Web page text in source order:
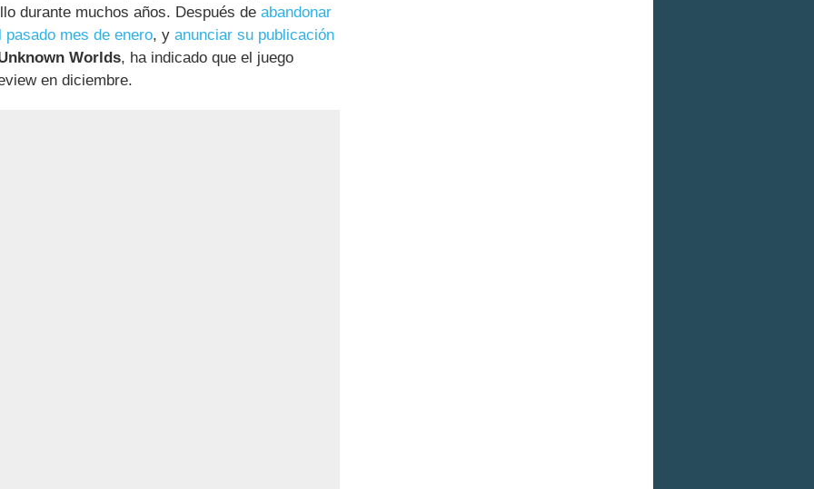
durante muchos años. Después de abandonar
mes de enero, y anunciar su publicación
Worlds, ha indicado que el juego
en diciembre.